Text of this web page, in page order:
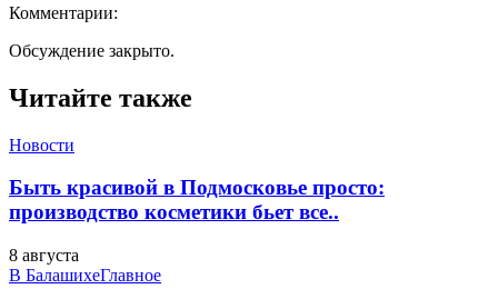
Комментарии:
Обсуждение закрыто.
Читайте также
Новости
Быть красивой в Подмосковье просто:
производство косметики бьет все..
8 августа
В БалашихеГлавное